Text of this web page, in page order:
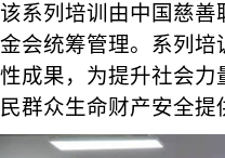
该系列培训由中国慈
金会统筹管理。系列
性成果，为提升社会
民群众生命财产安全提